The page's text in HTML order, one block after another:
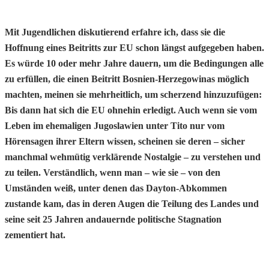
Mit Jugendlichen diskutierend erfahre ich, dass sie die
Hoffnung eines Beitritts zur EU schon längst aufgegeben haben.
Es würde 10 oder mehr Jahre dauern, um die Bedingungen alle
zu erfüllen, die einen Beitritt Bosnien-Herzegowinas möglich
machten, meinen sie mehrheitlich, um scherzend hinzuzufügen:
Bis dann hat sich die EU ohnehin erledigt. Auch wenn sie vom
Leben im ehemaligen Jugoslawien unter Tito nur vom
Hörensagen ihrer Eltern wissen, scheinen sie deren – sicher
manchmal wehmütig verklärende Nostalgie – zu verstehen und
zu teilen. Verständlich, wenn man – wie sie – von den
Umständen weiß, unter denen das Dayton-Abkommen
zustande kam, das in deren Augen die Teilung des Landes und
seine seit 25 Jahren andauernde politische Stagnation
zementiert hat.